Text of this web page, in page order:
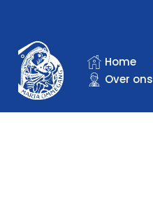
Home
Over ons